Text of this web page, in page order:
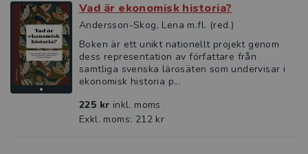
Vad är ekonomisk historia?
Andersson-Skog, Lena m.fl. (red.)
Boken är ett unikt nationellt projekt genom
dess representation av författare från
samtliga svenska lärosäten som undervisar i
ekonomisk historia p...
225 kr inkl. moms
Exkl. moms: 212 kr